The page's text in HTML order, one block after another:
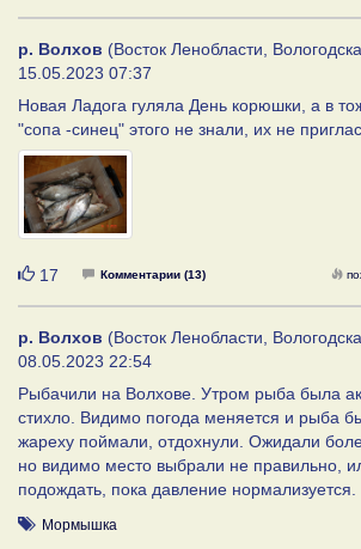
р. Волхов (Восток Ленобласти,
15.05.2023 07:37
Новая Ладога гуляла День корюшки, а в
"сопа -синец" этого не знали, их не
Нравится
17 Комментарии (13)
р. Волхов (Восток Ленобласти,
08.05.2023 22:54
Рыбачили на Волхове. Утром рыба была
стихло. Видимо погода меняется и рыба
жареху поймали, отдохнули. Ожидали
но видимо место выбрали не правильно,
подождать, пока давление нормализуется.
Мормышка